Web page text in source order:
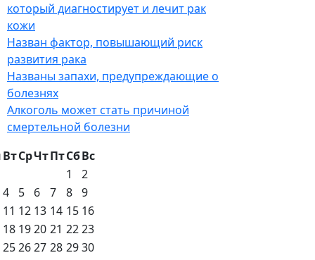
который диагностирует и лечит рак
кожи
Назван фактор, повышающий риск
развития рака
Названы запахи, предупреждающие о
болезнях
Алкоголь может стать причиной
смертельной болезни
ВтСрЧтПтСбВс
1
2
4 5 6 7 8 9
11 12 13 14 15 16
18 1920 21 2223
252627 28 2930